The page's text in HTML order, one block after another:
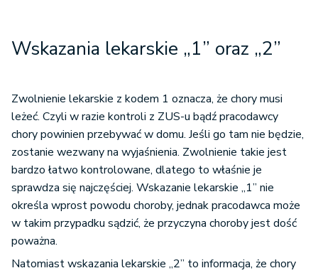
Wskazania lekarskie „1” oraz „2”
Zwolnienie lekarskie z kodem 1 oznacza, że chory musi
leżeć. Czyli w razie kontroli z ZUS-u bądź pracodawcy
chory powinien przebywać w domu. Jeśli go tam nie będzie,
zostanie wezwany na wyjaśnienia. Zwolnienie takie jest
bardzo łatwo kontrolowane, dlatego to właśnie je
sprawdza się najczęściej. Wskazanie lekarskie „1” nie
określa wprost powodu choroby, jednak pracodawca może
w takim przypadku sądzić, że przyczyna choroby jest dość
poważna.
Natomiast wskazania lekarskie „2” to informacja, że chory